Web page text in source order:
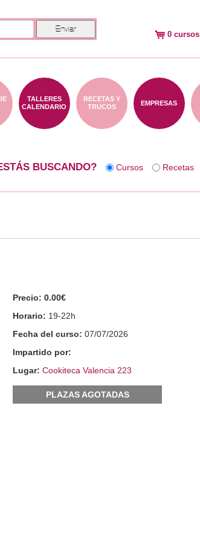
0 cursos
EMPRESAS
RECETAS Y
TRUCOS
TALLERES
CALENDARIO
Recetas
Cursos
BUSCANDO?
Precio:0.00€
Horario: 19-22h
Fecha del curso:07/07/2026
Impartido por:
Lugar:Cookiteca Valencia 223
PLAZAS AGOTADAS